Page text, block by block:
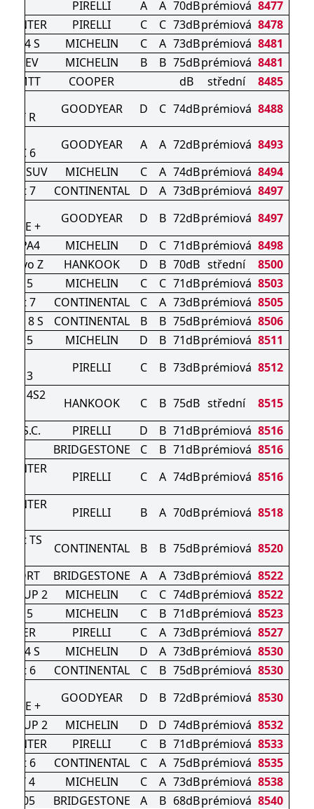
PIRELLI A A 70dBprémiová 8477
WINTER
PIRELLI C C 73dBprémiová 8478
4 S
MICHELIN C A 73dBprémiová 8481
EV
MICHELIN B B 75dBprémiová 8481
MTT
COOPER dB střední
8485
R
GOODYEAR D C 74dBprémiová 8488
6
GOODYEAR A A 72dBprémiová 8493
4 SUV
MICHELIN C A 74dBprémiová 8494
7
CONTINENTAL D A 73dBprémiová 8497
+
GOODYEAR D B 72dBprémiová 8497
PA4
MICHELIN D C 71dBprémiová 8498
evo Z
HANKOOK D B 70dB střední
8500
5
MICHELIN C C 71dBprémiová 8503
7
CONTINENTAL C A 73dBprémiová 8505
8 S
CONTINENTAL B B 75dBprémiová 8506
5
MICHELIN D B 71dBprémiová 8511
3
PIRELLI C B 73dBprémiová 8512
4S2
HANKOOK C B 75dB střední
8515
S.C.
PIRELLI D B 71dBprémiová 8516
BRIDGESTONE C B 71dBprémiová 8516
WINTER
PIRELLI C A 74dBprémiová 8516
WINTER
PIRELLI B A 70dBprémiová 8518
TS
CONTINENTAL B B 75dBprémiová 8520
SPORT
BRIDGESTONE A A 73dBprémiová 8522
CUP 2
MICHELIN C C 74dBprémiová 8522
5
MICHELIN C B 71dBprémiová 8523
PIRELLI C A 73dBprémiová 8527
4 S
MICHELIN D A 73dBprémiová 8530
6
CONTINENTAL C B 75dBprémiová 8530
+
GOODYEAR D B 72dBprémiová 8530
CUP 2
MICHELIN D D 74dBprémiová 8532
WINTER
PIRELLI C B 71dBprémiová 8533
6
CONTINENTAL C A 75dBprémiová 8535
4
MICHELIN C A 73dBprémiová 8538
T005
BRIDGESTONE A B 68dBprémiová 8540